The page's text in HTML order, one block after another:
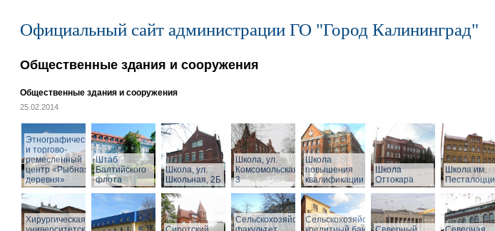
Официальный сайт администрации ГО "Город Калининград"
Общественные здания и сооружения
Общественные здания и сооружения
25.02.2014
Этнографический
и торгово-
ремесленный
центр «Рыбная
деревня»
Штаб
Балтийского
флота
Школа, ул.
Школьная, 2Б
Школа, ул.
Комсомольская,
3
Школа
повышения
квалификации
Школа
Оттокара
Школа им.
Песталоцци
Хирургическая
СельскохозяйственныйСельскохозяйственный